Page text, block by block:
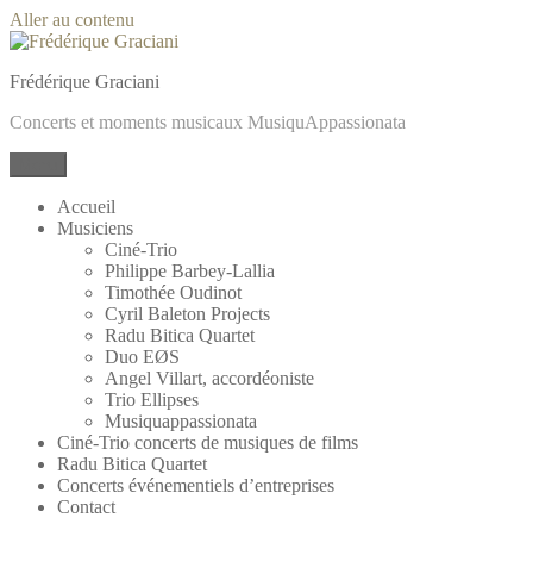
Aller au contenu
Frédérique Graciani
Concerts et moments musicaux MusiquAppassionata
Accueil
Musiciens
Ciné-Trio
Philippe Barbey-Lallia
Timothée Oudinot
Cyril Baleton Projects
Radu Bitica Quartet
Duo EØS
Angel Villart, accordéoniste
Trio Ellipses
Musiquappassionata
Ciné-Trio concerts de musiques de films
Radu Bitica Quartet
Concerts événementiels d’entreprises
Contact